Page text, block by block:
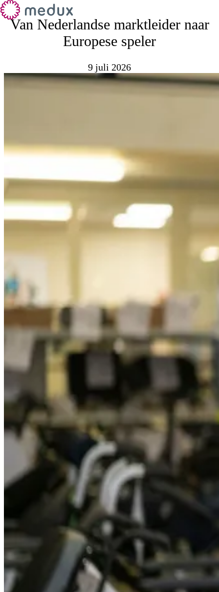
Van Nederlandse marktleider naar
Europese speler
9 juli 2026